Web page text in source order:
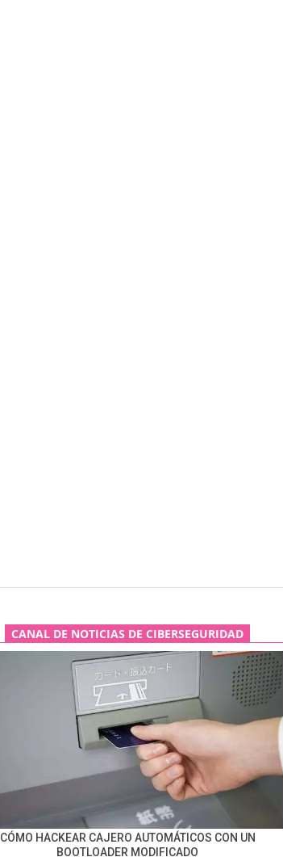
CANAL DE NOTICIAS DE CIBERSEGURIDAD
CÓMO HACKEAR CAJERO AUTOMÁTICOS CON UN
BOOTLOADER MODIFICADO